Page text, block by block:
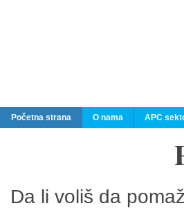
Početna strana O nama APC
Da li voliš da